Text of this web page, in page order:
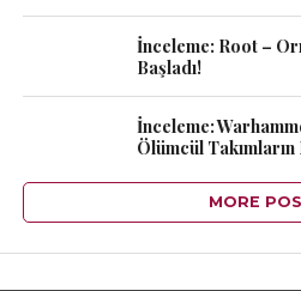
İnceleme: Root –
Başladı!
İnceleme:
Ölümcül
MORE